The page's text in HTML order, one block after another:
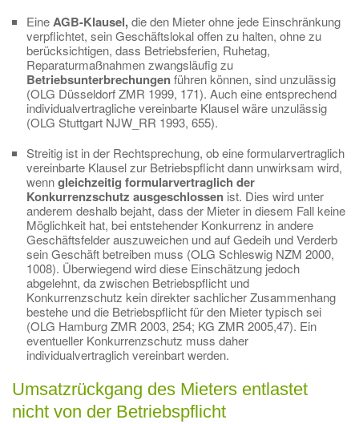
EineAGB-Klausel,die den Mieter ohne jede Einschränkung
verpflichtet, sein Geschäftslokal offen zu halten, ohne zu
berücksichtigen, dass Betriebsferien, Ruhetag,
Reparaturmaßnahmen zwangsläufig zu
Betriebsunterbrechungenführen können, sind unzulässig
(OLG Düsseldorf ZMR 1999, 171). Auch eine entsprechend
individualvertragliche vereinbarte Klausel wäre unzulässig
(OLG Stuttgart NJW_RR 1993, 655).
Streitig ist in der Rechtsprechung, ob eine formularvertraglich
vereinbarte Klausel zur Betriebspflicht dann unwirksam wird,
wenngleichzeitig formularvertraglich der
Konkurrenzschutz ausgeschlossen ist. Dies wird unter
anderem deshalb bejaht, dass der Mieter in diesem Fall keine
Möglichkeit hat, bei entstehender Konkurrenz in andere
Geschäftsfelder auszuweichen und auf Gedeih und Verderb
sein Geschäft betreiben muss (OLG Schleswig NZM 2000,
1008). Überwiegend wird diese Einschätzung jedoch
abgelehnt, da zwischen Betriebspflicht und
Konkurrenzschutz kein direkter sachlicher Zusammenhang
bestehe und die Betriebspflicht für den Mieter typisch sei
(OLG Hamburg ZMR 2003, 254; KG ZMR 2005,47). Ein
eventueller Konkurrenzschutz muss daher
individualvertraglich vereinbart werden.
Umsatzrückgang des Mieters entlastet
nicht von der Betriebspflicht